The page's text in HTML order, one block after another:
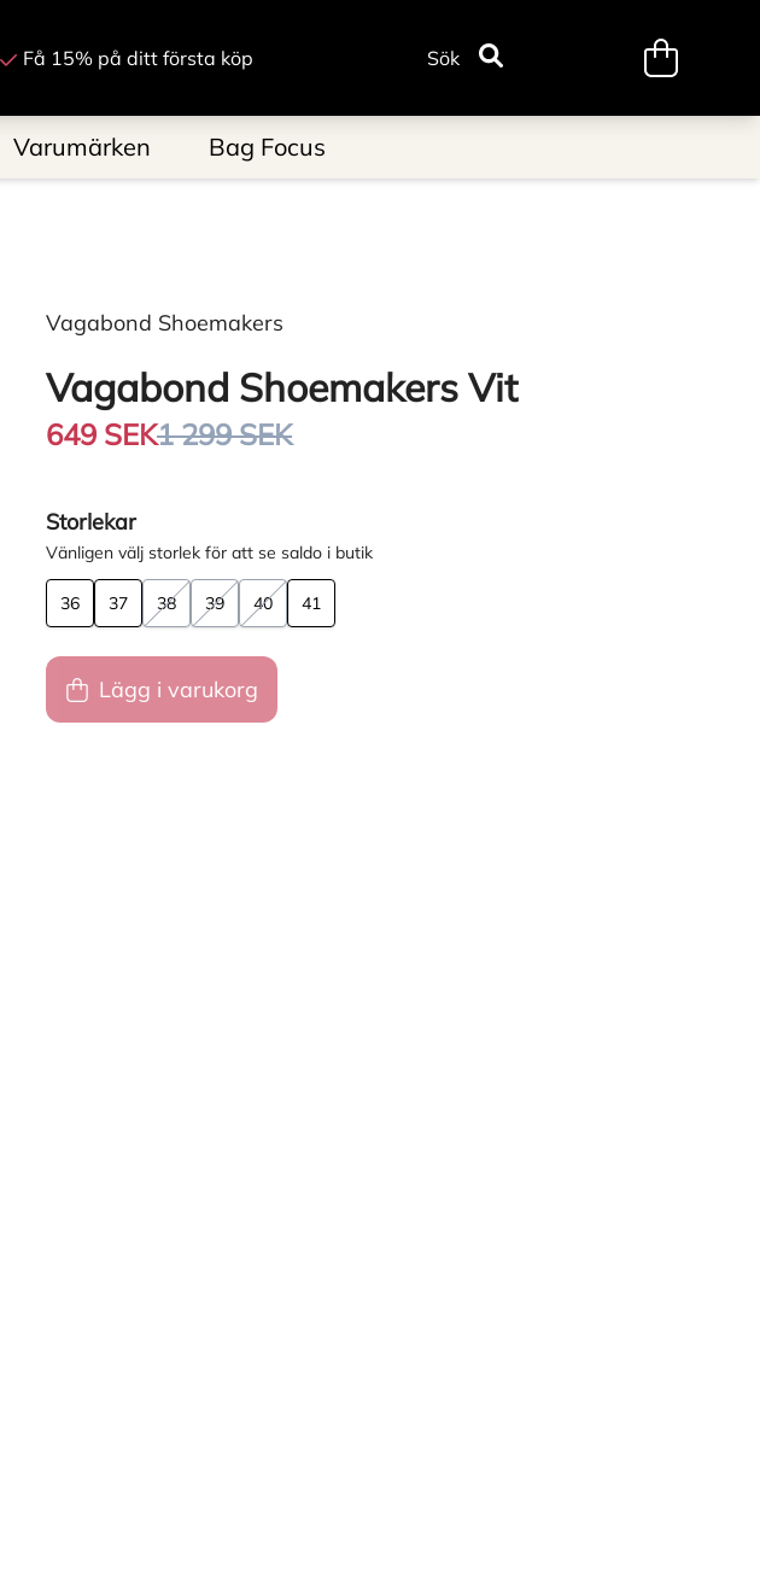
Få 15% på ditt första köp Sök
Varumärken Bag Focus
Vagabond Shoemakers
Vagabond Shoemakers Vit
649 SEK1 299 SEK
Storlekar
Vänligen välj storlek för att se saldo i butik
36 37 38 39 40 41
Lägg i varukorg